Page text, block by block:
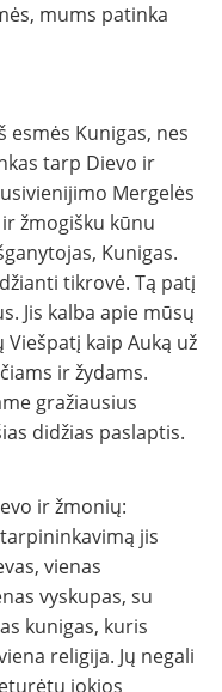
mums patinka
esmės Kunigas, nes
tarp Dievo ir
Mergelės
žmogišku kūnu
Kunigas.
tikrovė. Tą patį
Jis kalba apie mūsų
kaip Auką už
ir žydams.
gražiausius
didžias paslaptis.
ir žmonių:
jis
vienas
vyskupas, su
kunigas, kuris
religija. Jų negali
jokios